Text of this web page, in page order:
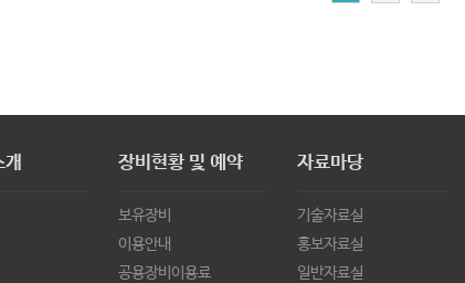
장비현황 및 예약
보유장비
이용안내
공용장비이용료
자료마당
기술자료실
홍보자료실
일반자료실